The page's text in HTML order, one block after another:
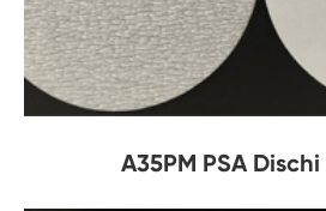
A35PM PSA